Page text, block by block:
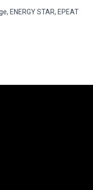
ENERGY STAR, EPEAT